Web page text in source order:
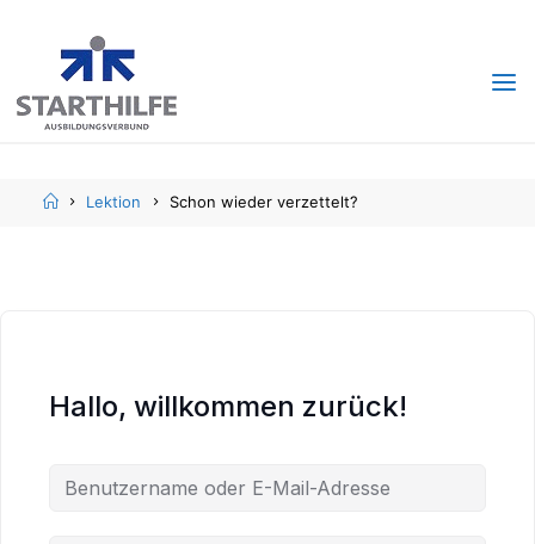
HomeLektion Schon wieder verzettelt?
Hallo, willkommen zurück!